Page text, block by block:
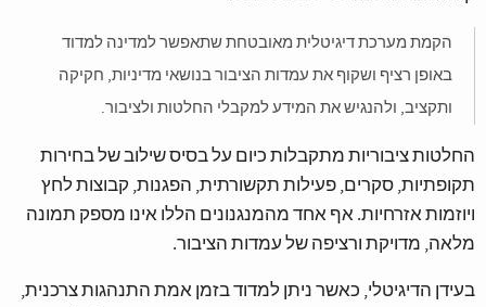
הקמת מערכת דיגיטלית מאובטחת שתאפשר למדינה למדוד
באופן רציף ושקוף את עמדות הציבור בנושאי מדיניות, חקיקה
ותקציב, ולהנגיש את המידע למקבלי החלטות ולציבור.
החלטות ציבוריות מתקבלות כיום על בסיס שילוב של בחירות
תקופתיות, סקרים, פעילות תקשורתית, הפגנות, קבוצות לחץ
ויוזמות אזרחיות. אף אחד מהמנגנונים הללו אינו מספק תמונה
מלאה, מדויקת ורציפה של עמדות הציבור.
בעידן הדיגיטלי, כאשר ניתן למדוד בזמן אמת התנהגות צרכנית,